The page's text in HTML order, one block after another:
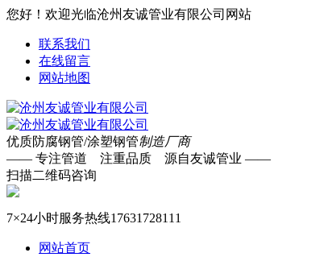
您好！欢迎光临沧州友诚管业有限公司网站
联系我们
在线留言
网站地图
优质防腐钢管/涂塑钢管制造厂商
—— 专注管道 注重品质 源自友诚管业 ——
扫描二维码咨询
7×24小时服务热线17631728111
网站首页